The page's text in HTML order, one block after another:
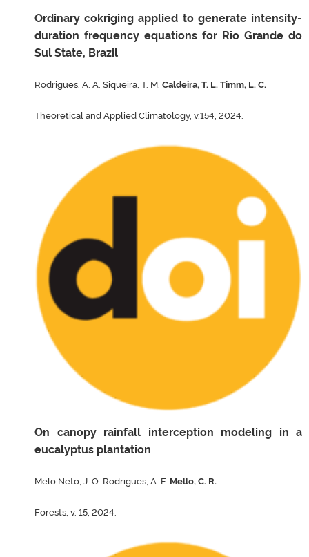
Ordinary cokriging applied to generate intensity-
duration frequency equations for Rio Grande do
Sul State, Brazil
Rodrigues, A. A. Siqueira, T. M. Caldeira, T. L. Timm, L. C.
Theoretical and Applied Climatology, v.154, 2024.
On canopy rainfall interception modeling in a
eucalyptus plantation
Melo Neto, J. O. Rodrigues, A. F. Mello, C. R.
Forests, v. 15, 2024.